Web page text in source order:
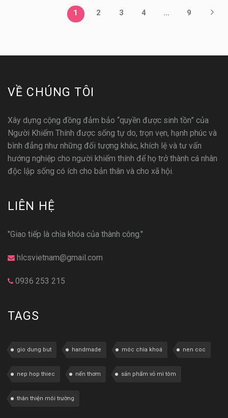
1 2 3 4 … 9
VỀ CHÚNG TÔI
Xây dựng cộng đồng đảm bảo “quyền được sinh tồn” của
Người Khiếm Thính được sống tự do, trọn vẹn, hạnh phúc và
bình đẳng như những đối tượng khác, khích lệ và tư vấn
hướng nghiệp cho người khiếm thính để họ trở thành cá nhân
độc lập sống có ích cho bản thân và cho xã hội.
LIÊN HỆ
"Giao tiếp là chìa khóa của thành công."
hlcsvietnam@gmail.com
0936 253 215
TAGS
gio dung but handmade móc chìa khoá nen coc
nep hop thiec nến thơm sản phẩm vỏ mì tôm
thân thiện môi trường